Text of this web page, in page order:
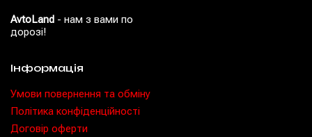
AvtoLand - нам з вами по
дорозі!
Інформація
Умови повернення та обміну
Політика конфіденційності
Договір оферти